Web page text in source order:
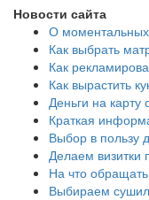
Новости сайта
О
Как выбрать
Как
Как вырастить
Деньги на
Краткая
Выбор в пользу
Делаем визитки
На что
Выбираем